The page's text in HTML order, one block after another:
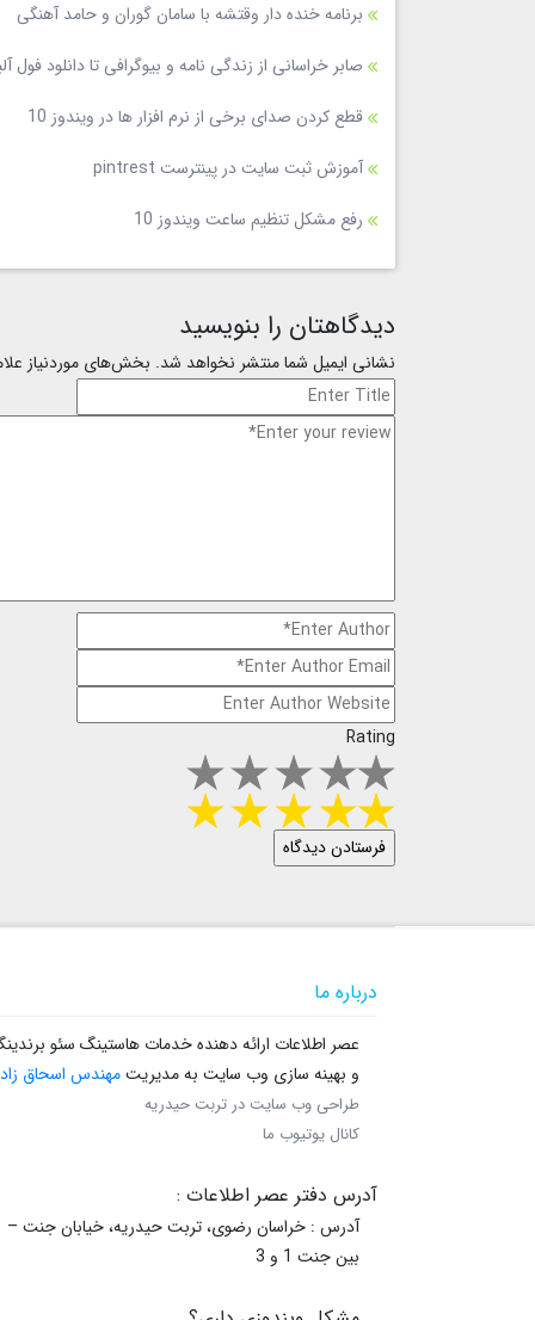
برنامه خنده دار وقتشه با سامان گوران و حامد آهنگی
صابر خراسانی از زندگی نامه و بیوگرافی تا دانلود فول
قطع کردن صدای برخی از نرم افزار ها در ویندوز 10
آموزش ثبت سایت در پینترست pintrest
رفع مشکل تنظیم ساعت ویندوز 10
دیدگاهتان را بنویسید
نشانی ایمیل شما منتشر نخواهد شد. بخش‌های موردنیاز
Rating
درباره ما
عصر اطلاعات ارائه دهنده خدمات هاستینگ سئو
و بهینه سازی وب سایت به مدیریتمهندس اسحاق
طراحی وب سایت در تربت حیدریه
کانال یوتیوب ما
آدرس دفتر عصر اطلاعات :
آدرس : خراسان رضوی، تربت حیدریه، خیابان جنت –
بین جنت 1 و 3